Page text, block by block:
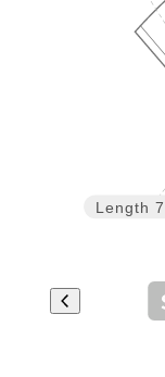
Length